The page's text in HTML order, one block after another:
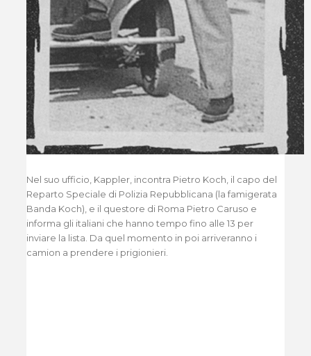
Nel suo ufficio, Kappler, incontra Pietro Koch, il capo del
Reparto Speciale di Polizia Repubblicana (la famigerata
Banda Koch), e il questore di Roma Pietro Caruso e
informa gli italiani che hanno tempo fino alle 13 per
inviare la lista. Da quel momento in poi arriveranno i
camion a prendere i prigionieri.